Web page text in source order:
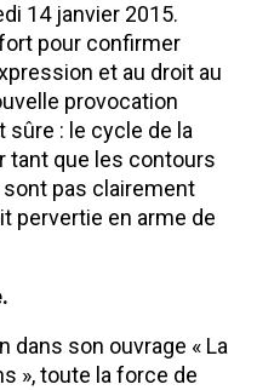
14 janvier 2015.
pour confirmer
et au droit au
provocation
sûre : le cycle de la
tant que les contours
sont pas clairement
pervertie en arme de
dans son ouvrage « La
», toute la force de